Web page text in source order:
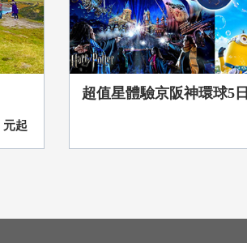
元起
超值星體驗京阪神環球5日